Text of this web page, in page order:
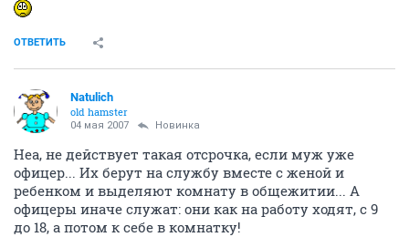
ОТВЕТИТЬ
Natulich
old hamster
04 мая 2007 Новинка
Неа, не действует такая отсрочка, если муж уже
офицер... Их берут на службу вместе с женой и
ребенком и выделяют комнату в общежитии... А
офицеры иначе служат: они как на работу ходят, с 9
до 18, а потом к себе в комнатку!